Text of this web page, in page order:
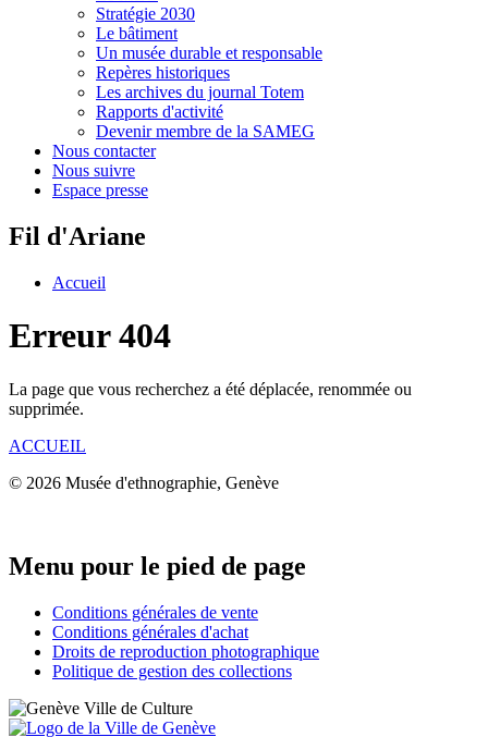
Stratégie 2030
Le bâtiment
Un musée durable et responsable
Repères historiques
Les archives du journal Totem
Rapports d'activité
Devenir membre de la SAMEG
Nous contacter
Nous suivre
Espace presse
Fil d'Ariane
Accueil
Erreur 404
La page que vous recherchez a été déplacée, renommée ou
supprimée.
ACCUEIL
© 2026 Musée d'ethnographie, Genève
Menu pour le pied de page
Conditions générales de vente
Conditions générales d'achat
Droits de reproduction photographique
Politique de gestion des collections